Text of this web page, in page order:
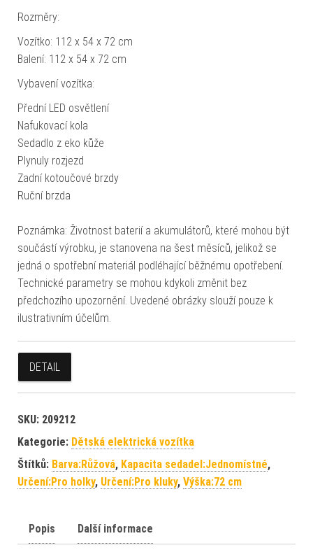
Rozměry:
Vozítko: 112 x 54 x 72 cm
Balení: 112 x 54 x 72 cm
Vybavení vozítka:
Přední LED osvětlení
Nafukovací kola
Sedadlo z eko kůže
Plynuly rozjezd
Zadní kotoučové brzdy
Ruční brzda
Poznámka: Životnost baterií a akumulátorů, které mohou být
součástí výrobku, je stanovena na šest měsíců, jelikož se
jedná o spotřební materiál podléhající běžnému opotřebení.
Technické parametry se mohou kdykoli změnit bez
předchozího upozornění. Uvedené obrázky slouží pouze k
ilustrativním účelům.
DETAIL
SKU: 209212
Kategorie: Dětská elektrická vozítka
Štítků: Barva:Růžová, Kapacita sedadel:Jednomístné,
Určení:Pro holky, Určení:Pro kluky, Výška:72 cm
Popis Další informace